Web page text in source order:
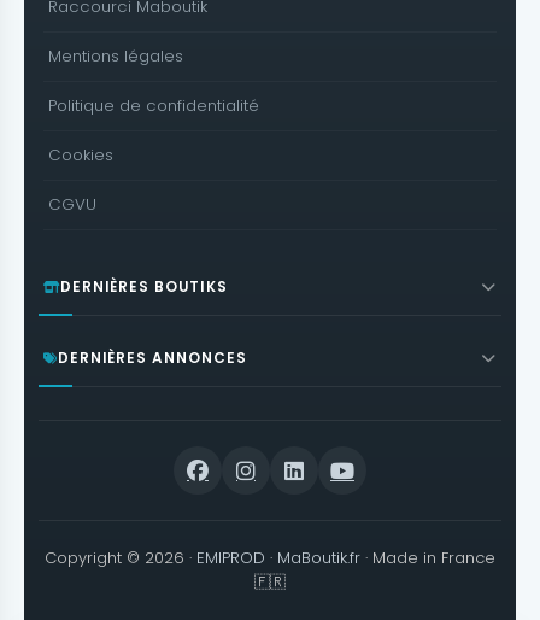
Raccourci Maboutik
Mentions légales
Politique de confidentialité
Cookies
CGVU
DERNIÈRES BOUTIKS
DERNIÈRES ANNONCES
Copyright © 2026 · EMIPROD · MaBoutik.fr · Made in France
🇫🇷